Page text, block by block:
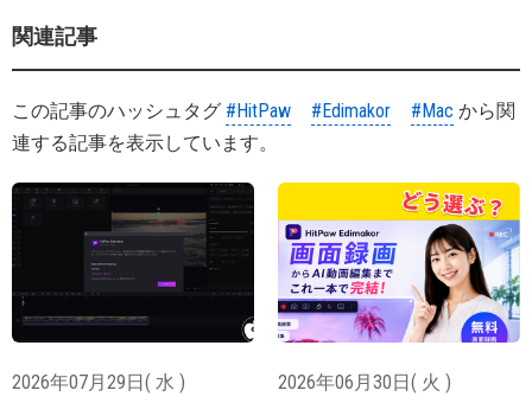
関連記事
この記事のハッシュタグ #HitPaw #Edimakor #Mac から関
連する記事を表示しています。
2026年07月29日( 水 ) 2026年06月30日( 火 )